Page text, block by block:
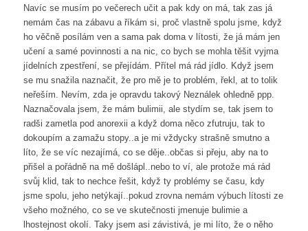
Navíc se musím po večerech učit a pak kdy on má, tak zas já
nemám čas na zábavu a říkám si, proč vlastně spolu jsme, když
ho věčně posílám ven a sama pak doma v lítosti, že já mám jen
učení a samé povinnosti a na nic, co bych se mohla těšit vyjma
jídelních zpestření, se přejídám. Přítel má rád jídlo. Když jsem
se mu snažila naznačit, že pro mě je to problém, řekl, at to tolik
neřeším. Nevím, zda je opravdu takový Neználek ohledně ppp.
Naznačovala jsem, že mám bulimii, ale stydím se, tak jsem to
radši zametla pod anorexii a když doma něco zfutruju, tak to
dokoupím a zamažu stopy..a je mi vždycky strašně smutno a
líto, že se víc nezajímá, co se děje..občas si přeju, aby na to
přišel a pořádně na mě došlápl..nebo to ví, ale protože má rád
svůj klid, tak to nechce řešit, když ty problémy se času, kdy
jsme spolu, jeho netýkají..pokud zrovna nemám výbuch lítosti ze
všeho možného, co se ve skutečnosti jmenuje bulimie a
lhostejnost okolí. Taky jsem asi závistivá, je mi líto, že o něho